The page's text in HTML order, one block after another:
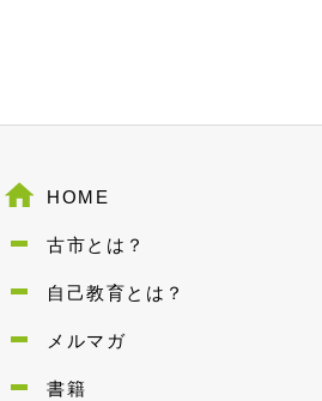
HOME
古市とは？
自己教育とは？
メルマガ
書籍